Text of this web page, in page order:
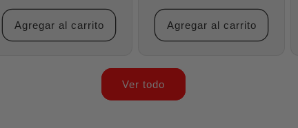
Agregar al carrito Agregar al carrito
Ver todo